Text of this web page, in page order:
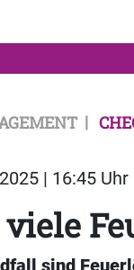
| 16:45 Uhr